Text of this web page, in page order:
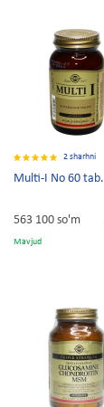
2 sharhni
Multi-I No 60 tab.
563 100 so'm
Mavjud